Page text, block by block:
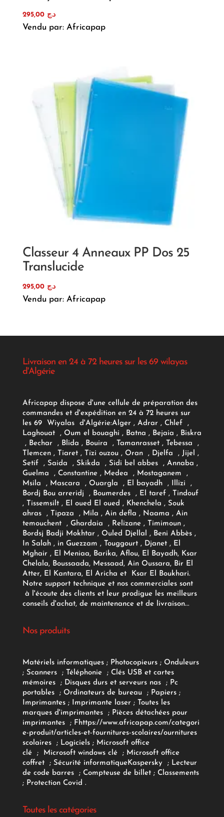
د.ج 295,00
Vendu par: Africapap
Classeur 4 Anneaux PP Dos 25
Translucide
د.ج 295,00
Vendu par: Africapap
Livraison en 24 à 72 heures sur les 69 wilayas
d'Algérie
Africapap dispose d'une cellule de préparation des
commandes et d'expédition en 24 à 72 heures sur
les 69 Wiyalas d'Algérie:Alger , Adrar, Chlef ,
Laghouat , Oum el bouaghi , Batna , Bejaia , Biskra
, Bechar , Blida , Bouira , Tamanrasset , Tebessa ,
Tlemcen , Tiaret , Tizi ouzou , Oran , Djelfa , Jijel ,
Setif , Saida , Skikda , Sidi bel abbes , Annaba ,
Guelma , Constantine , Medea , Mostaganem ,
Msila , Mascara , Ouargla , El bayadh , Illizi ,
Bordj Bou arreridj , Boumerdes , El taref , Tindouf
, Tissemsilt , El oued El oued , Khenchela , Souk
ahras , Tipaza , Mila , Ain defla , Naama , Ain
temouchent , Ghardaia , Relizane , Timimoun ,
Bordsj Badji Mokhtar , Ouled Djellal , Beni Abbès ,
In Salah , in Guezzam , Touggourt , Djanet , El
Mghair , El Meniaa, Barika, Aflou, El Bayadh, Ksar
Chelala, Boussaada, Messaad, Ain Oussara, Bir El
Atter, El Kantara, El Aricha et Ksar El Boukhari.
Notre support technique et nos commerciales sont
à l'écoute des clients et leur prodigue les meilleurs
conseils d'achat, de maintenance et de livraison...
Nos produits
Matériels informatiques; Photocopieurs; Onduleurs
; Scanners ; Téléphonie ; Clés USB et cartes
mémoires
; Disques durs et serveurs nas ; Pc
portables
; Ordinateurs de bureau ; Papiers;
Imprimantes;Imprimante laser; Toutes les
marques d'imprimantes
; Pièces détachées pour
imprimantes
; Fhttps://www.africapap.com/categori
e-produit/articles-et-fournitures-scolaires/ournitures
scolaires; Logiciels ; Microsoft office
clé
; Microsoft windows clé; Microsoft office
coffret ; Sécurité informatiqueKaspersky ; Lecteur
de code barres
; Compteuse de billet; Classements
; Protection Covid .
Toutes les catégories